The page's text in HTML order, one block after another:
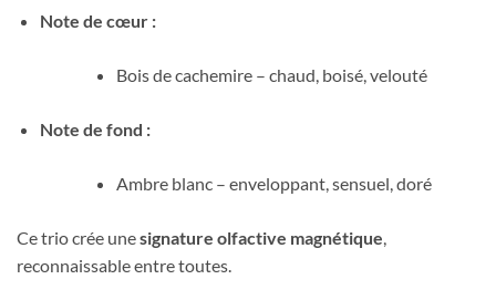
Note de cœur :
Bois de cachemire – chaud, boisé, velouté
Note de fond :
Ambre blanc – enveloppant, sensuel, doré
Ce trio crée unesignature olfactive magnétique,
reconnaissable entre toutes.